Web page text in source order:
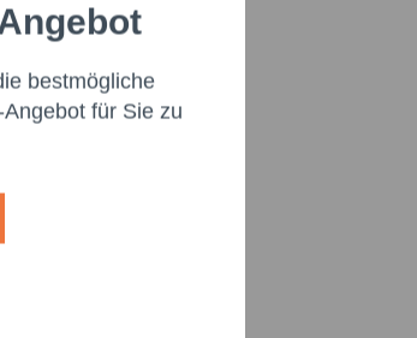
Aktiv
Aktiv
bestmögliche
für Sie zu